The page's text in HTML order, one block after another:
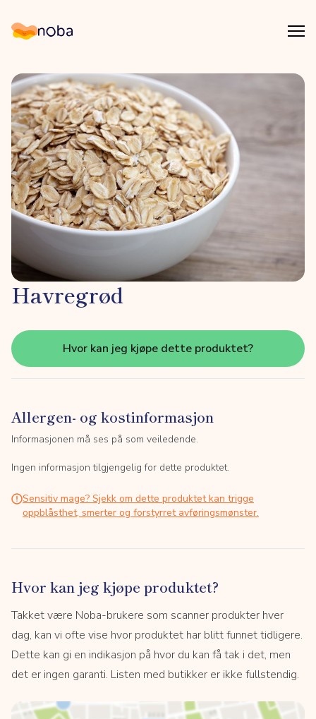
Noba
Havregrød
Hvor kan jeg kjøpe dette produktet?
Allergen- og kostinformasjon
Informasjonen må ses på som veiledende.
Ingen informasjon tilgjengelig for dette produktet.
Sensitiv mage? Sjekk om dette produktet kan trigge
oppblåsthet, smerter og forstyrret avføringsmønster.
Hvor kan jeg kjøpe produktet?
Takket være Noba-brukere som scanner produkter hver
dag, kan vi ofte vise hvor produktet har blitt funnet tidligere.
Dette kan gi en indikasjon på hvor du kan få tak i det, men
det er ingen garanti. Listen med butikker er ikke fullstendig.